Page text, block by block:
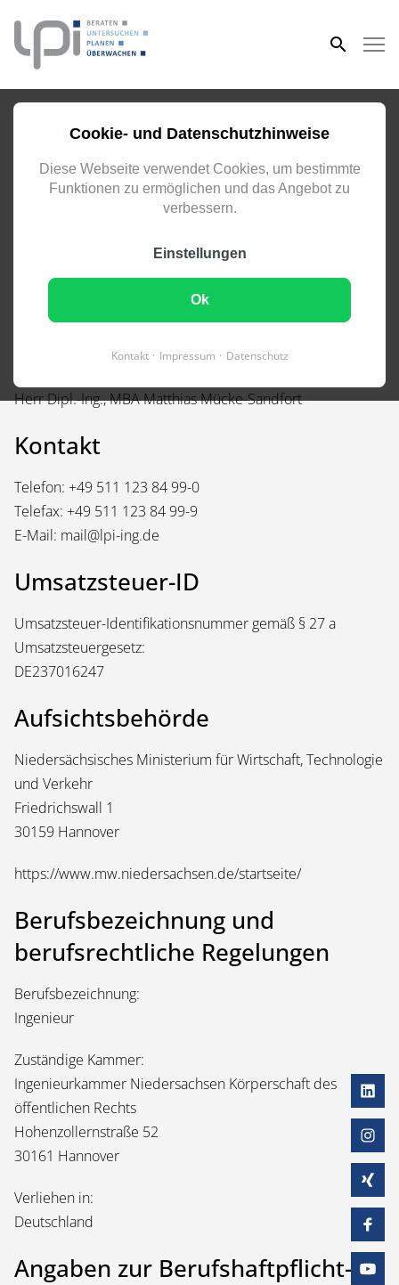
Cookie- und Datenschutzhinweise
Diese Webseite verwendet Cookies, um bestimmte
Funktionen zu ermöglichen und das Angebot zu
verbessern.
Einstellungen
Ok
Kontakt Impressum Datenschutz
Impressum
LPI Ingenieurgesellschaft mbH
Völgerstraße 9
Handelsregister: HRB 61995
Registergericht: Amtsgericht Hannover
Vertreten durch:
Herr Dr.-Ing. Lasse Petersen
Herr Dipl.-Ing., MBA Matthias Mücke-Sandfort
Kontakt
Telefon: +49 511 123 84 99-0
Telefax: +49 511 123 84 99-9
E-Mail: mail@lpi-ing.de
Umsatzsteuer-ID
Umsatzsteuer-Identifikationsnummer gemäß § 27 a
Umsatzsteuergesetz:
DE237016247
Aufsichtsbehörde
Niedersächsisches Ministerium für Wirtschaft, Technologie
und Verkehr
Friedrichswall 1
30159 Hannover
https://www.mw.niedersachsen.de/startseite/
Berufsbezeichnung und
berufsrechtliche Regelungen
Berufsbezeichnung:
Ingenieur
Zuständige Kammer:
Ingenieurkammer Niedersachsen Körperschaft des
öffentlichen Rechts
Hohenzollernstraße 52
30161 Hannover
Verliehen in:
Deutschland
Angaben zur Berufs­haftpflicht­